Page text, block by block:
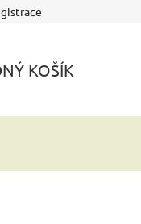
KOŠÍK